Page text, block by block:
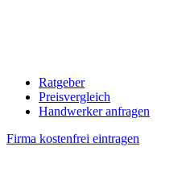
Ratgeber
Preisvergleich
Handwerker anfragen
Firma kostenfrei eintragen